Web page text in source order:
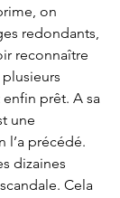
on
redondants,
reconnaître
prêt. A sa
une
l’a précédé.
dizaines
Cela